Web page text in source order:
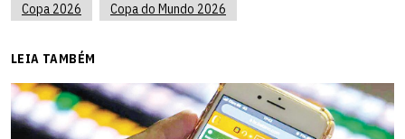
Copa 2026
Copa do Mundo 2026
LEIA TAMBÉM